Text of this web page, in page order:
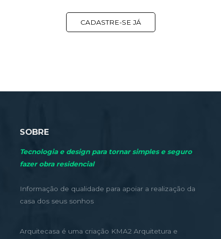
CADASTRE-SE JÁ
SOBRE
Tecnologia e design para tornar simples e seguro
fazer obra residencial
Informação de qualidade para apoiar a realização da
casa dos seus sonhos
Arquitecasa é uma criação KMA2 Arquitetura e